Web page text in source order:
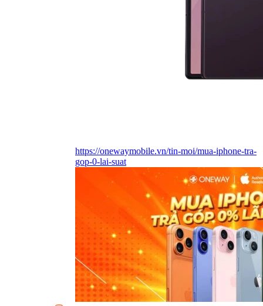
https://onewaymobile.vn/tin-moi/mua-iphone-tra-
gop-0-lai-suat